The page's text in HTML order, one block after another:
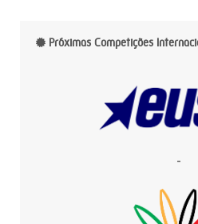
Próximas Competições
-